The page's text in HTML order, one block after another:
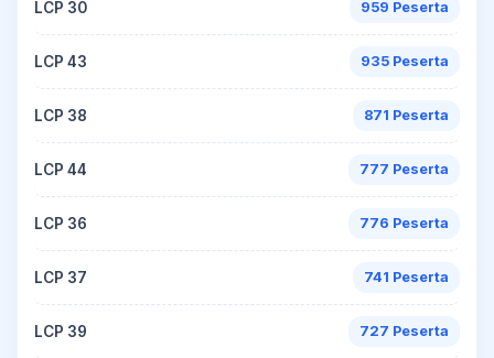
LCP 30 959 Peserta
LCP 43 935 Peserta
LCP 38 871 Peserta
LCP 44 777 Peserta
LCP 36 776 Peserta
LCP 37 741 Peserta
LCP 39 727 Peserta